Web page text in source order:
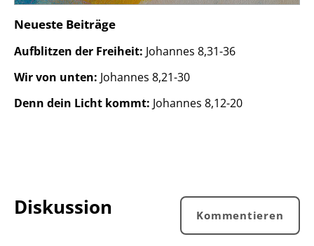
Neueste Beiträge
Aufblitzen der Freiheit: Johannes 8,31-36
Wir von unten: Johannes 8,21-30
Denn dein Licht kommt: Johannes 8,12-20
Diskussion Kommentieren